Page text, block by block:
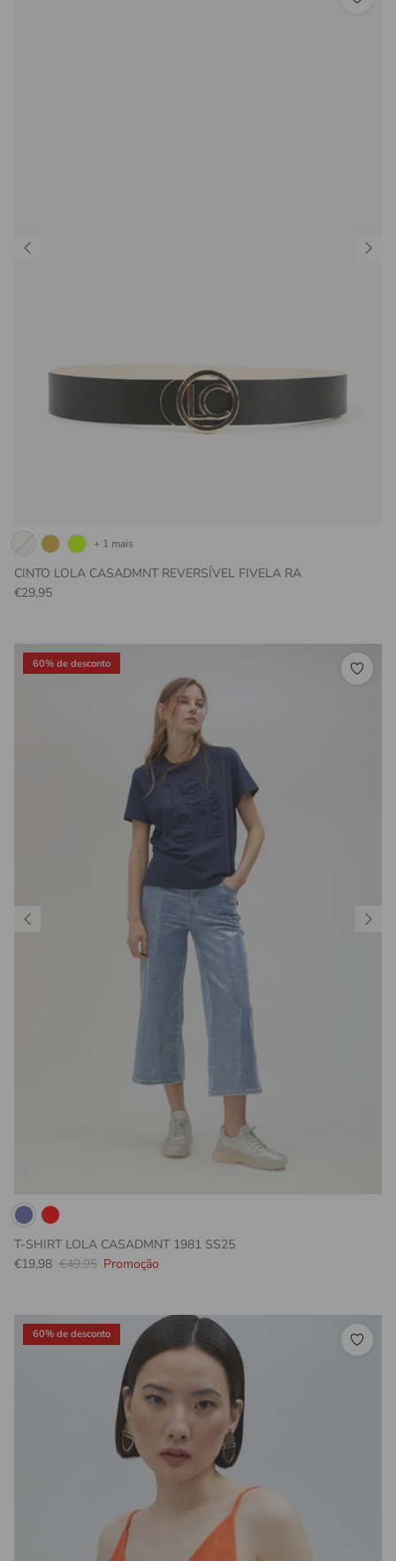
CINTO LOLA CASADMNT REVERSÍVEL FIVELA RA
Preço normal
€29,95
+ 1 mais
60% de desconto
T-SHIRT LOLA CASADMNT 1981 SS25
Preço promocional
€19,98 Preço normal
€49,95 Promoção
60% de desconto